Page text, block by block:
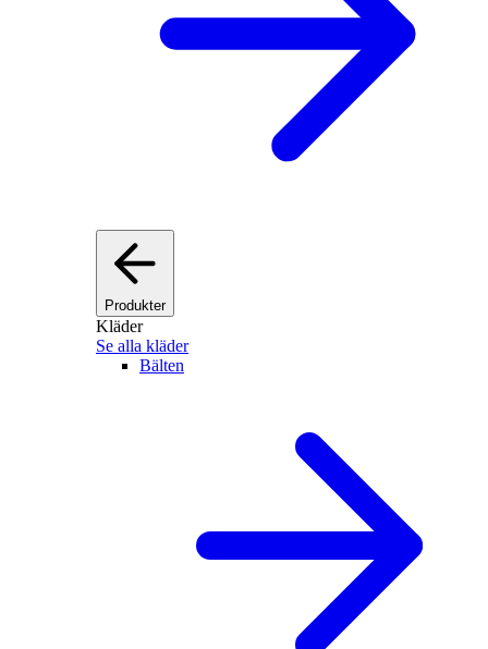
Produkter
Kläder
Se alla kläder
Bälten